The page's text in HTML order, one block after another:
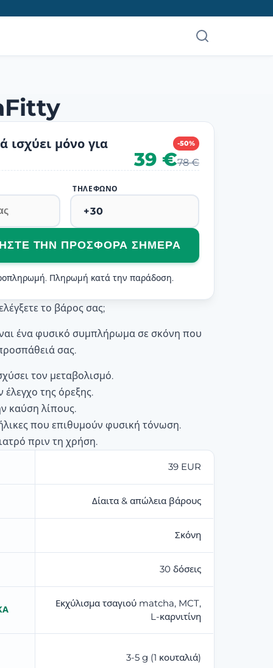
ισχύει μόνο για -50%
39 €78 €
ΤΗΛΈΦΩΝΟ
ΤΗΝ ΠΡΟΣΦΟΡΆ ΣΉΜΕΡΑ
Πληρωμή κατά την παράδοση.
το βάρος σας;
ένα φυσικό συμπλήρωμα σε σκόνη που
σας.
τον μεταβολισμό.
έλεγχο της όρεξης.
καύση λίπους.
που επιθυμούν φυσική τόνωση.
πριν τη χρήση.
39 EUR
Δίαιτα & απώλεια βάρους
Σκόνη
30 δόσεις
Εκχύλισμα τσαγιού matcha, MCT,
L-καρνιτίνη
3-5 g (1 κουταλιά)